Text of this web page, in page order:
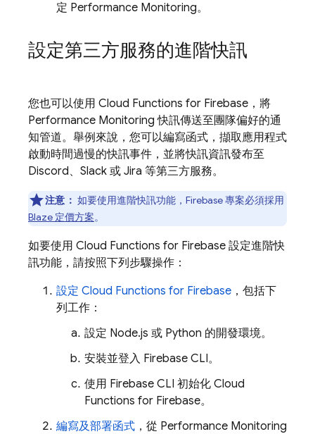
定 Performance Monitoring。
設定第三方服務的進階快訊
您也可以使用 Cloud Functions for Firebase ，將
Performance Monitoring 快訊傳送至團隊偏好的通
知管道。舉例來說，您可以編寫函式，擷取應用程式
啟動時間過慢的快訊事件，並將快訊資訊發布至
Discord、Slack 或 Jira 等第三方服務。
注意： 如要使用進階快訊功能，Firebase 專案必須採用
Blaze 定價方案。
如要使用 Cloud Functions for Firebase 設定進階快
訊功能，請按照下列步驟操作：
設定 Cloud Functions for Firebase ，包括下
列工作：
設定 Node.js 或 Python 的開發環境。
安裝並登入 Firebase CLI。
使用 Firebase CLI 初始化 Cloud
Functions for Firebase。
編寫及部署函式 ，從 Performance Monitoring